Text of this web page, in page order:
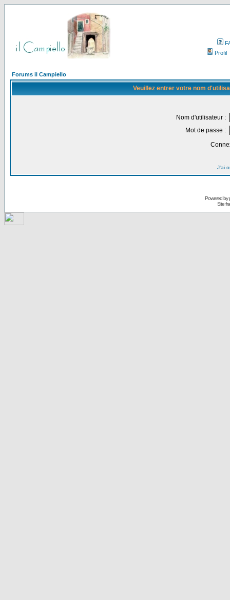
Profil
Forums il Campiello
Veuillez entrer votre nom
Nom d'utilisateur :
Mot de passe :
J'ai
Powered by
Site